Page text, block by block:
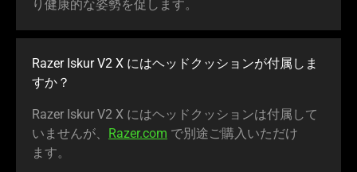
り健康的な姿勢を促し ます。
Razer Iskur V2 X にはヘッドクッションが付属しま
すか ？
Razer Iskur V2 X にはヘッドクッションは付属して
いませんが、 Razer.com で別途ご購入いただけ
ます。